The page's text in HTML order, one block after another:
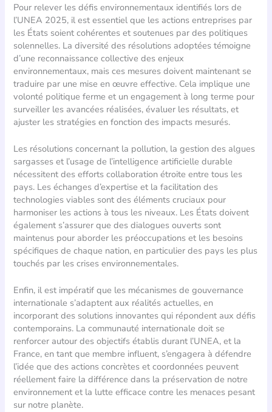
Pour relever les défis environnementaux identifiés lors de
l’UNEA 2025, il est essentiel que les actions entreprises par
les États soient cohérentes et soutenues par des politiques
solennelles. La diversité des résolutions adoptées témoigne
d’une reconnaissance collective des enjeux
environnementaux, mais ces mesures doivent maintenant se
traduire par une mise en œuvre effective. Cela implique une
volonté politique ferme et un engagement à long terme pour
surveiller les avancées réalisées, évaluer les résultats, et
ajuster les stratégies en fonction des impacts mesurés.
Les résolutions concernant la pollution, la gestion des algues
sargasses et l’usage de l’intelligence artificielle durable
nécessitent des efforts collaboration étroite entre tous les
pays. Les échanges d’expertise et la facilitation des
technologies viables sont des éléments cruciaux pour
harmoniser les actions à tous les niveaux. Les États doivent
également s’assurer que des dialogues ouverts sont
maintenus pour aborder les préoccupations et les besoins
spécifiques de chaque nation, en particulier des pays les plus
touchés par les crises environnementales.
Enfin, il est impératif que les mécanismes de gouvernance
internationale s’adaptent aux réalités actuelles, en
incorporant des solutions innovantes qui répondent aux défis
contemporains. La communauté internationale doit se
renforcer autour des objectifs établis durant l’UNEA, et la
France, en tant que membre influent, s’engagera à défendre
l’idée que des actions concrètes et coordonnées peuvent
réellement faire la différence dans la préservation de notre
environnement et la lutte efficace contre les menaces pesant
sur notre planète.